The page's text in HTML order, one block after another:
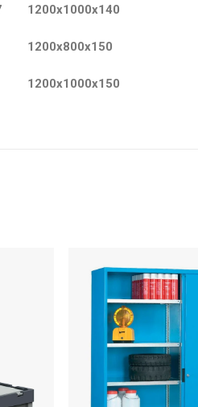
1200x1000x140
1200x800x150
1200x1000x150